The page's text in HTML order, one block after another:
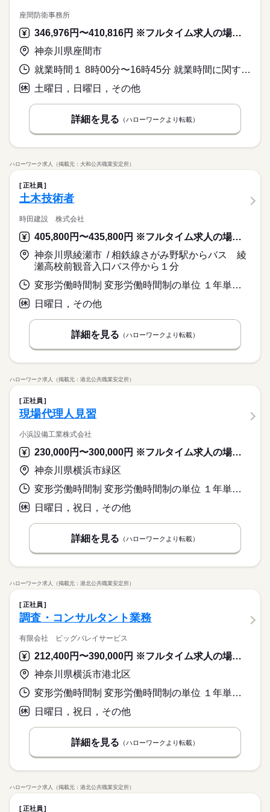
座間防衛事務所
346,976円〜410,816円 ※フルタイム求人の場合は月額（換算額）、パート求人の場合は時間額を表示しています。
神奈川県座間市
就業時間１ 8時00分〜16時45分 就業時間に関する特記事項 この職種はミッションエッセンシャルに指定されており、緊急時ま
土曜日，日曜日，その他
詳細を見る （ハローワークより転載）
ハローワーク求人（掲載元：大和公共職業安定所）
正社員
土木技術者
時田建設 株式会社
405,800円〜435,800円 ※フルタイム求人の場合は月額（換算額）、パート求人の場合は時間額を表示しています。
神奈川県綾瀬市 / 相鉄線さがみ野駅からバス 綾
瀬高校前観音入口バス停から１分
変形労働時間制 変形労働時間制の単位 １年単位 就業時間１ 8時00分〜17時00分
日曜日，その他
詳細を見る （ハローワークより転載）
ハローワーク求人（掲載元：港北公共職業安定所）
正社員
現場代理人見習
小浜設備工業株式会社
230,000円〜300,000円 ※フルタイム求人の場合は月額（換算額）、パート求人の場合は時間額を表示しています。
神奈川県横浜市緑区
変形労働時間制 変形労働時間制の単位 １年単位 就業時間１ 8時00分〜18時00分 就業時間２ 8時00分〜13時00分 就業時間に関する特記事項 （２）土曜日、休憩なし。
日曜日，祝日，その他
詳細を見る （ハローワークより転載）
ハローワーク求人（掲載元：港北公共職業安定所）
正社員
調査・コンサルタント業務
有限会社 ビッグバレイサービス
212,400円〜390,000円 ※フルタイム求人の場合は月額（換算額）、パート求人の場合は時間額を表示しています。
神奈川県横浜市港北区
変形労働時間制 変形労働時間制の単位 １年単位 就業時間１ 8時30分〜17時00分
日曜日，祝日，その他
詳細を見る （ハローワークより転載）
ハローワーク求人（掲載元：港北公共職業安定所）
正社員